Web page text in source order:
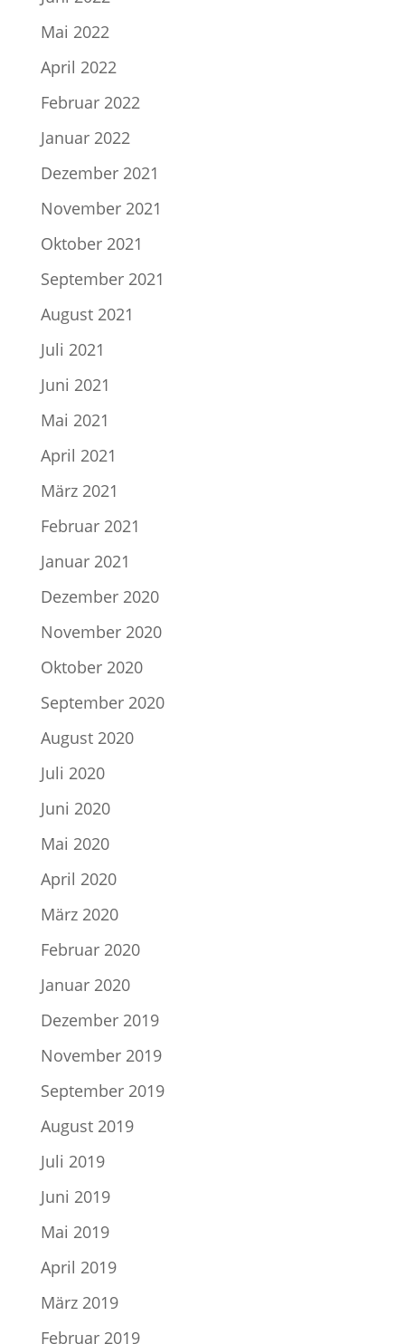
Mai 2022
April 2022
Februar 2022
Januar 2022
Dezember 2021
November 2021
Oktober 2021
September 2021
August 2021
Juli 2021
Juni 2021
Mai 2021
April 2021
März 2021
Februar 2021
Januar 2021
Dezember 2020
November 2020
Oktober 2020
September 2020
August 2020
Juli 2020
Juni 2020
Mai 2020
April 2020
März 2020
Februar 2020
Januar 2020
Dezember 2019
November 2019
September 2019
August 2019
Juli 2019
Juni 2019
Mai 2019
April 2019
März 2019
Februar 2019